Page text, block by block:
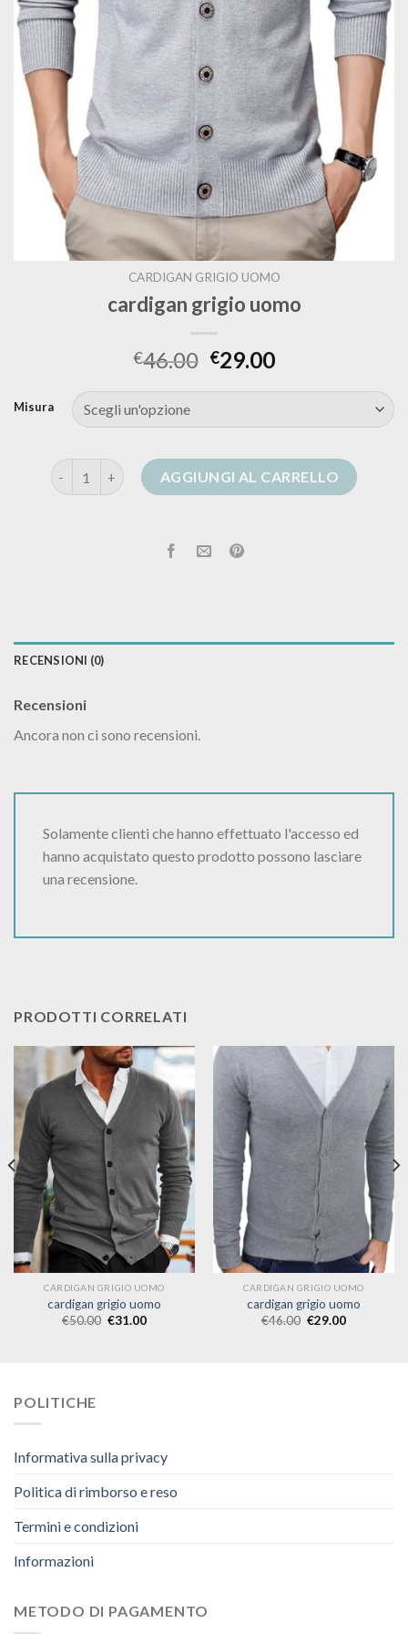
CARDIGAN GRIGIO UOMO
cardigan grigio uomo
€46.00 €29.00
Misura
cardigan grigio uomo quantitàAGGIUNGI AL CARRELLO
RECENSIONI (0)
Recensioni
Ancora non ci sono recensioni.
Solamente clienti che hanno effettuato l'accesso ed
hanno acquistato questo prodotto possono lasciare
una recensione.
PRODOTTI CORRELATI
CARDIGAN GRIGIO UOMO
cardigan grigio uomo
€50.00 €31.00
CARDIGAN GRIGIO UOMO
cardigan grigio uomo
€46.00 €29.00
POLITICHE
Informativa sulla privacy
Politica di rimborso e reso
Termini e condizioni
Informazioni
METODO DI PAGAMENTO